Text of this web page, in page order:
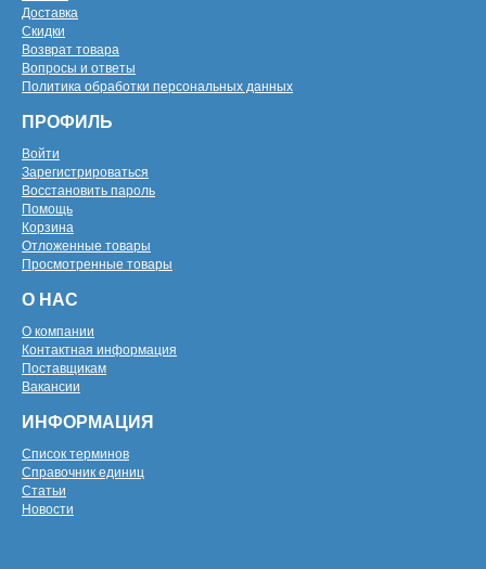
Доставка
Скидки
Возврат товара
Вопросы и ответы
Политика обработки персональных данных
ПРОФИЛЬ
Войти
Зарегистрироваться
Восстановить пароль
Помощь
Корзина
Отложенные товары
Просмотренные товары
О НАС
О компании
Контактная информация
Поставщикам
Вакансии
ИНФОРМАЦИЯ
Список терминов
Справочник единиц
Статьи
Новости